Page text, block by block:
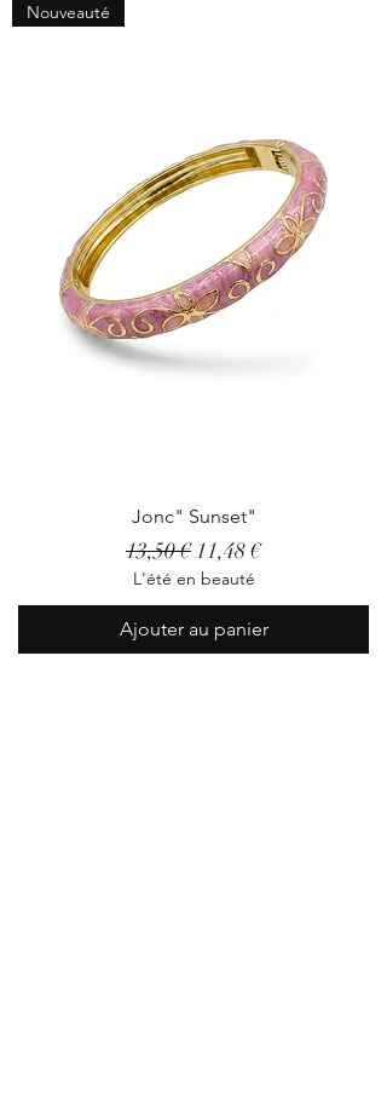
Nouveauté
Jonc" Sunset"
Prix original
13,50 € Prix promotionnel
11,48 €
L'été en beauté
Ajouter au panier